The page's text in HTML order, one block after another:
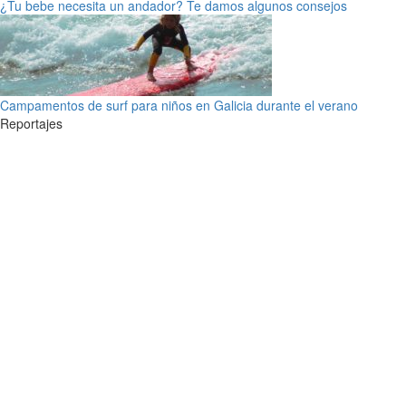
¿Tu bebe necesita un andador? Te damos algunos consejos
Campamentos de surf para niños en Galicia durante el verano
Reportajes